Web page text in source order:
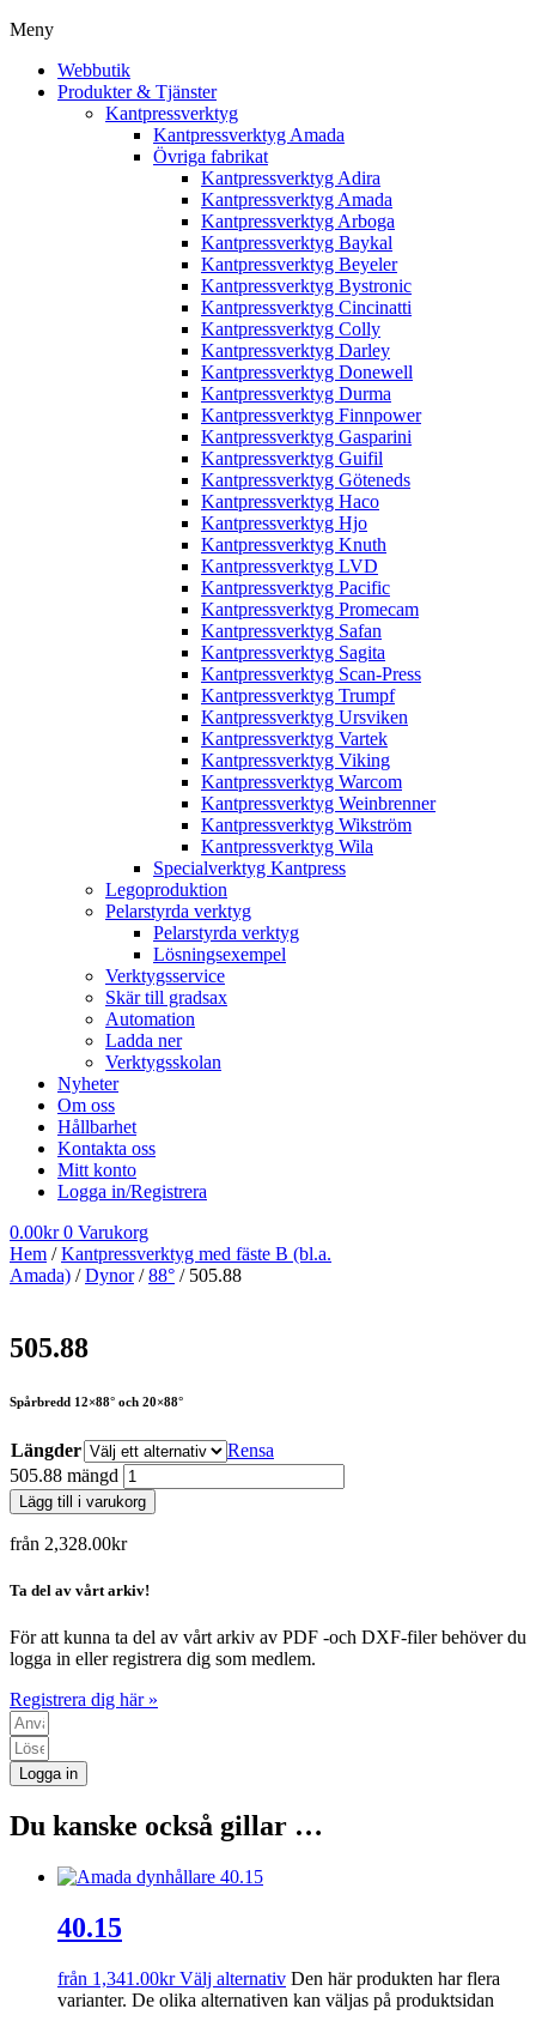
Meny
Webbutik
Produkter & Tjänster
Kantpressverktyg
Kantpressverktyg Amada
Övriga fabrikat
Kantpressverktyg Adira
Kantpressverktyg Amada
Kantpressverktyg Arboga
Kantpressverktyg Baykal
Kantpressverktyg Beyeler
Kantpressverktyg Bystronic
Kantpressverktyg Cincinatti
Kantpressverktyg Colly
Kantpressverktyg Darley
Kantpressverktyg Donewell
Kantpressverktyg Durma
Kantpressverktyg Finnpower
Kantpressverktyg Gasparini
Kantpressverktyg Guifil
Kantpressverktyg Göteneds
Kantpressverktyg Haco
Kantpressverktyg Hjo
Kantpressverktyg Knuth
Kantpressverktyg LVD
Kantpressverktyg Pacific
Kantpressverktyg Promecam
Kantpressverktyg Safan
Kantpressverktyg Sagita
Kantpressverktyg Scan-Press
Kantpressverktyg Trumpf
Kantpressverktyg Ursviken
Kantpressverktyg Vartek
Kantpressverktyg Viking
Kantpressverktyg Warcom
Kantpressverktyg Weinbrenner
Kantpressverktyg Wikström
Kantpressverktyg Wila
Specialverktyg Kantpress
Legoproduktion
Pelarstyrda verktyg
Pelarstyrda verktyg
Lösningsexempel
Verktygsservice
Skär till gradsax
Automation
Ladda ner
Verktygsskolan
Nyheter
Om oss
Hållbarhet
Kontakta oss
Mitt konto
Logga in/Registrera
0.00kr 0 Varukorg
Hem /Kantpressverktyg med fäste B (bl.a.
Amada) /Dynor/88° / 505.88
505.88
Spårbredd 12×88° och 20×88°
Längder
Rensa
505.88 mängd
Lägg till i varukorg
från 2,328.00kr
Ta del av vårt arkiv!
För att kunna ta del av vårt arkiv av PDF -och DXF-filer behöver du
logga in eller registrera dig som medlem.
Registrera dig här »
Logga in
Du kanske också gillar …
40.15
från 1,341.00kr Välj alternativ Den här produkten har flera
varianter. De olika alternativen kan väljas på produktsidan